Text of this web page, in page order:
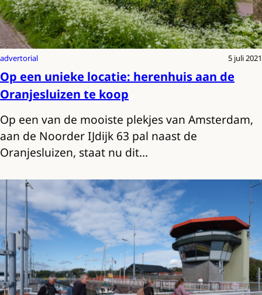
advertorial 5 juli 2021
Op een unieke locatie: herenhuis aan de
Oranjesluizen te koop
Op een van de mooiste plekjes van Amsterdam,
aan de Noorder IJdijk 63 pal naast de
Oranjesluizen, staat nu dit…